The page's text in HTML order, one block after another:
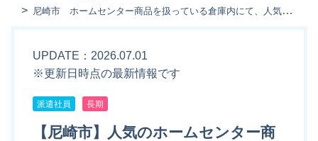
尼崎市 ホームセンター商品を扱っている倉庫内にて、人気のピッキングや仕分け作業
UPDATE：2026.07.01
※更新日時点の最新情報です
派遣社員 長期
【尼崎市】人気のホームセンター商